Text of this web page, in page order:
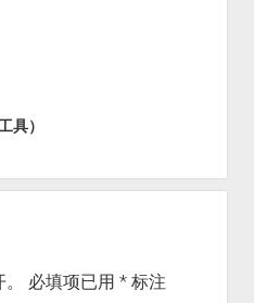
具）
必填项已用 *标注